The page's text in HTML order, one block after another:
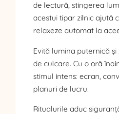
de lectură, stingerea
acestui tipar zilnic ajută
relaxeze automat la
Evită lumina puternică
de culcare. Cu o oră
stimul intens: ecran,
planuri de lucru.
Ritualurile aduc